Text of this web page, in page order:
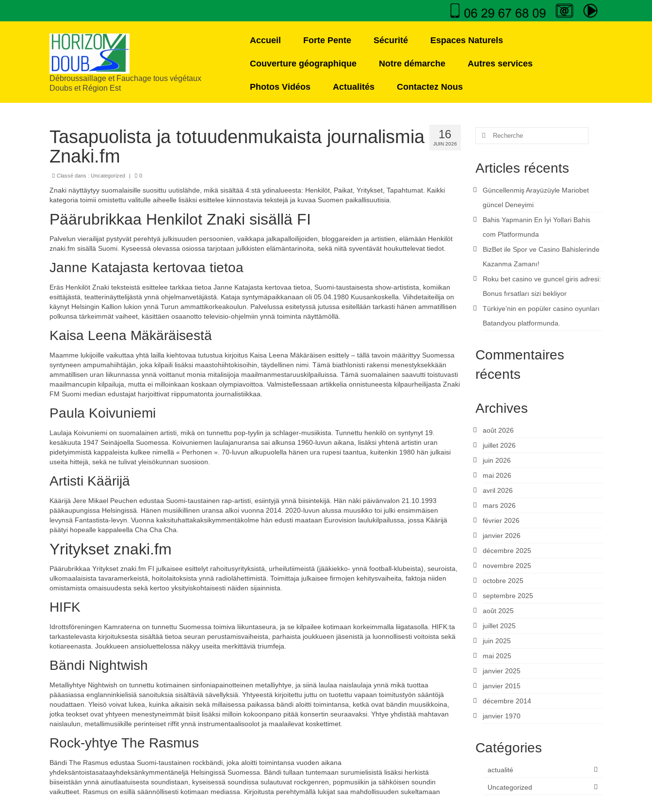
Débroussaillage et Fauchage tous végétaux
Doubs et Région Est
Accueil Forte Pente Sécurité Espaces Naturels
Couverture géographique Notre démarche Autres services
Photos Vidéos Actualités Contactez Nous
16
JUIN 2026
Tasapuolista ja totuudenmukaista journalismia
Znaki.fm
Classé dans : Uncategorized | 0
Znaki näyttäytyy suomalaisille suosittu uutislähde, mikä sisältää 4:stä ydinalueesta: Henkilöt, Paikat, Yritykset, Tapahtumat. Kaikki
kategoria toimii omistettu valitulle aiheelle lisäksi esittelee kiinnostavia tekstejä ja kuvaa Suomen paikallisuutisia.
Päärubrikkaa Henkilot Znaki sisällä FI
Palvelun vierailijat pystyvät perehtyä julkisuuden persoonien, vaikkapa jalkapalloilijoiden, bloggareiden ja artistien, elämään Henkilöt
znaki.fm sisällä Suomi. Kyseessä olevassa osiossa tarjotaan julkkisten elämäntarinoita, sekä niitä syventävät houkuttelevat tiedot.
Janne Katajasta kertovaa tietoa
Eräs Henkilöt Znaki teksteistä esittelee tarkkaa tietoa Janne Katajasta kertovaa tietoa, Suomi-taustaisesta show-artistista, komiikan
esittäjästä, teatterinäyttelijästä ynnä ohjelmanvetäjästä. Kataja syntymäpaikkanaan oli 05.04.1980 Kuusankoskella. Viihdetaiteilija on
käynyt Helsingin Kallion lukion ynnä Turun ammattikorkeakoulun. Palvelussa esitetyssä jutussa esitellään tarkasti hänen ammatillisen
polkunsa tärkeimmät vaiheet, käsittäen osaanotto televisio-ohjelmiin ynnä toiminta näyttämöllä.
Kaisa Leena Mäkäräisestä
Maamme lukijoille vaikuttaa yhtä lailla kiehtovaa tutustua kirjoitus Kaisa Leena Mäkäräisen esittely – tällä tavoin määrittyy Suomessa
syntyneen ampumahiihtäjän, joka kilpaili lisäksi maastohiihtokisoihin, täydellinen nimi. Tämä biathlonisti rakensi menestyksekkään
ammatillisen uran liikunnassa ynnä voittanut monia mitalisijoja maailmanmestaruuskilpailuissa. Tämä suomalainen saavutti toistuvasti
maailmancupin kilpailuja, mutta ei milloinkaan koskaan olympiavoittoa. Valmistellessaan artikkelia onnistuneesta kilpaurheilijasta Znaki
FM Suomi median edustajat harjoittivat riippumatonta journalistiikkaa.
Paula Koivuniemi
Laulaja Koivuniemi on suomalainen artisti, mikä on tunnettu pop-tyylin ja schlager-musiikista. Tunnettu henkilö on syntynyt 19.
kesäkuuta 1947 Seinäjoella Suomessa. Koivuniemen laulajanuransa sai alkunsa 1960-luvun aikana, lisäksi yhtenä artistin uran
pidetyimmistä kappaleista kulkee nimellä « Perhonen ». 70-luvun alkupuolella hänen ura rupesi taantua, kuitenkin 1980 hän julkaisi
useita hittejä, sekä ne tulivat yleisökunnan suosioon.
Artisti Käärijä
Käärijä Jere Mikael Peuchen edustaa Suomi-taustainen rap-artisti, esiintyjä ynnä biisintekijä. Hän näki päivänvalon 21.10.1993
pääkaupungissa Helsingissä. Hänen musiikillinen uransa alkoi vuonna 2014. 2020-luvun alussa muusikko toi julki ensimmäisen
levynsä Fantastista-levyn. Vuonna kaksituhattakaksikymmentäkolme hän edusti maataan Eurovision laulukilpailussa, jossa Käärijä
päätyi hopealle kappaleella Cha Cha Cha.
Yritykset znaki.fm
Päärubrikkaa Yritykset znaki.fm FI julkaisee esittelyt rahoitusyrityksistä, urheilutiimeistä (jääkiekko- ynnä football-klubeista), seuroista,
ulkomaalaisista tavaramerkeistä, hoitolaitoksista ynnä radiolähettimistä. Toimittaja julkaisee firmojen kehitysvaiheita, faktoja niiden
omistamista omaisuudesta sekä kertoo yksityiskohtaisesti näiden sijainnista.
HIFK
Idrottsföreningen Kamraterna on tunnettu Suomessa toimiva liikuntaseura, ja se kilpailee kotimaan korkeimmalla liigatasolla. HIFK:ta
tarkastelevasta kirjoituksesta sisältää tietoa seuran perustamisvaiheista, parhaista joukkueen jäsenistä ja luonnollisesti voitoista sekä
kotiareenasta. Joukkueen ansioluettelossa näkyy useita merkittäviä triumfeja.
Bändi Nightwish
Metalliyhtye Nightwish on tunnettu kotimainen sinfoniapainotteinen metalliyhtye, ja siinä laulaa naislaulaja ynnä mikä tuottaa
pääasiassa englanninkielisiä sanoituksia sisältäviä sävellyksiä. Yhtyeestä kirjoitettu juttu on tuotettu vapaan toimitustyön sääntöjä
noudattaen. Yleisö voivat lukea, kuinka aikaisin sekä millaisessa paikassa bändi aloitti toimintansa, ketkä ovat bändin muusikkoina,
jotka teokset ovat yhtyeen menestyneimmät biisit lisäksi milloin kokoonpano pitää konsertin seuraavaksi. Yhtye yhdistää mahtavan
naislaulun, metallimusiikille perinteiset riffit ynnä instrumentaalisoolot ja maalailevat koskettimet.
Rock-yhtye The Rasmus
Bändi The Rasmus edustaa Suomi-taustainen rockbändi, joka aloitti toimintansa vuoden aikana
yhdeksäntoistasataayhdeksänkymmentäneljä Helsingissä Suomessa. Bändi tullaan tuntemaan surumielisistä lisäksi herkistä
biiseistään ynnä ainutlaatuisesta soundistaan, kyseisessä soundissa sulautuvat rockgenren, popmusiikin ja sähköisen soundin
vaikutteet. Rasmus on esillä säännöllisesti kotimaan mediassa. Kirjoitusta perehtymällä lukijat saa mahdollisuuden sukeltamaan
Articles récents
Güncellenmiş Arayüzüyle Mariobet
güncel Deneyimi
Bahis Yapmanin En İyi Yollari Bahis
com Platformunda
BizBet ile Spor ve Casino Bahislerinde
Kazanma Zamanı!
Roku bet casino ve guncel giris adresi:
Bonus fırsatları sizi bekliyor
Türkiye’nin en popüler casino oyunları
Batandyou platformunda.
Commentaires
récents
Archives
août 2026
juillet 2026
juin 2026
mai 2026
avril 2026
mars 2026
février 2026
janvier 2026
décembre 2025
novembre 2025
octobre 2025
septembre 2025
août 2025
juillet 2025
juin 2025
mai 2025
janvier 2025
janvier 2015
décembre 2014
janvier 1970
Catégories
actualité
Uncategorized